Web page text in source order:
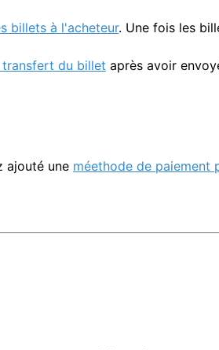
billets à l'acheteur. Une fois les
du billet après avoir
ajouté une méethode de paiement